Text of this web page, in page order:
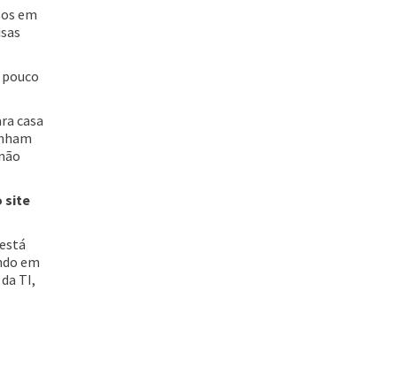
em
casa
site
em
TI,